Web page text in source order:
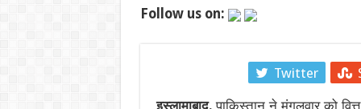
एथेनॉल नीति पर बने फर्जी और डीपफेक वीडियो
Follow us on:
Twitter
इस्लामाबाद. पाकिस्तान ने मंगलवार को